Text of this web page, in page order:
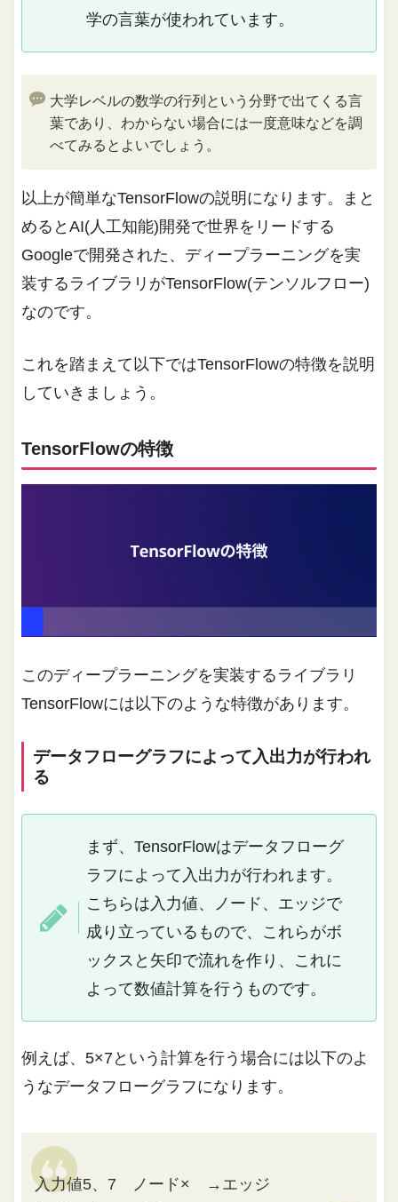
学の言葉が使われています。
大学レベルの数学の行列という分野で出てくる言
葉であり、わからない場合には一度意味などを調
べてみるとよいでしょう。
以上が簡単なTensorFlowの説明になります。まと
めるとAI(人工知能)開発で世界をリードする
Googleで開発された、ディープラーニングを実
装するライブラリがTensorFlow(テンソルフロー)
なのです。
これを踏まえて以下ではTensorFlowの特徴を説明
していきましょう。
TensorFlowの特徴
このディープラーニングを実装するライブラリ
TensorFlowには以下のような特徴があります。
データフローグラフによって入出力が行われ
る
まず、TensorFlowはデータフローグ
ラフによって入出力が行われます。
こちらは入力値、ノード、エッジで
成り立っているもので、これらがボ
ックスと矢印で流れを作り、これに
よって数値計算を行うものです。
例えば、5×7という計算を行う場合には以下のよ
うなデータフローグラフになります。
入力値5、7 ノード× →エッジ